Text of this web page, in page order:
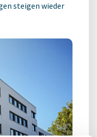
steigen wieder